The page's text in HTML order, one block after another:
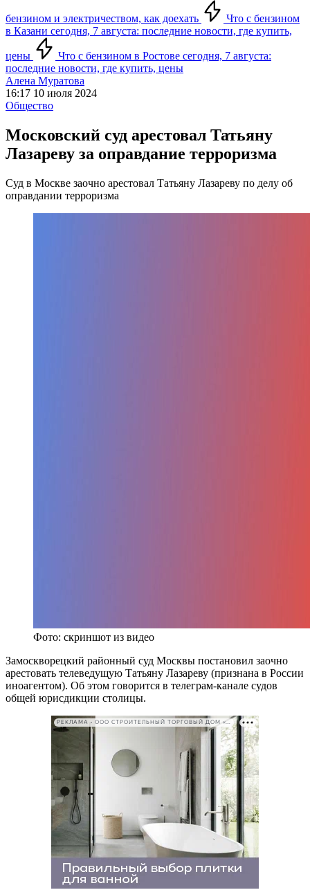
бензином и электричеством, как доехать
Что с бензином
в Казани сегодня, 7 августа: последние новости, где купить,
цены
Что с бензином в Ростове сегодня, 7 августа:
последние новости, где купить, цены
Алена Муратова
16:17 10 июля 2024
Общество
Московский суд арестовал Татьяну
Лазареву за оправдание терроризма
Суд в Москве заочно арестовал Татьяну Лазареву по делу об
оправдании терроризма
Фото: скриншот из видео
Замоскворецкий районный суд Москвы постановил заочно
арестовать телеведущую Татьяну Лазареву (признана в России
иноагентом). Об этом говорится в телеграм-канале судов
общей юрисдикции столицы.
РЕКЛАМА • ООО СТРОИТЕЛЬНЫЙ ТОРГОВЫЙ ДОМ «ПЕТРОВИЧ». ИНН: 7802348846